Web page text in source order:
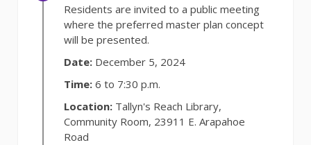
Residents are invited to a public meeting
where the preferred master plan concept
will be presented.
Date: December 5, 2024
Time: 6 to 7:30 p.m.
Location: Tallyn's Reach Library,
Community Room, 23911 E. Arapahoe
Road